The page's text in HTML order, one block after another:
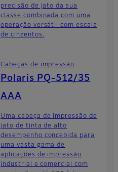
precisão de jato da sua
classe combinada com uma
operação versátil com escala
de cinzentos.
Cabeças de impressão
Polaris PQ-512/35
AAA
Uma cabeça de impressão de
jato de tinta de alto
desempenho concebida para
uma vasta gama de
aplicações de impressão
industrial e comercial com